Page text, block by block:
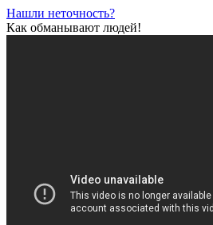
Нашли неточность?
Как обманывают людей!